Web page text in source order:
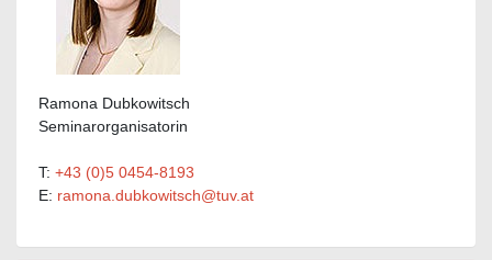
Ramona Dubkowitsch
Seminarorganisatorin
T: +43 (0)5 0454-8193
E: ramona.dubkowitsch@tuv.at